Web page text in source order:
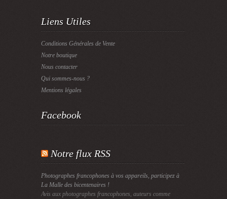
Liens Utiles
Conditions Générales de Vente
Notre boutique
Nous contacter
Qui sommes-nous ?
Mentions légales
Facebook
Notre flux RSS
Photographes francophones à vos appareils, participez à
La Malle des bicentenaires !
Avis aux photographes francophones, auteurs comme